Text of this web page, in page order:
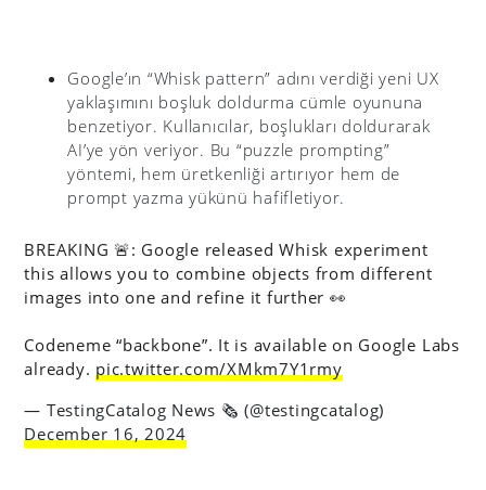
Google’ın “Whisk pattern” adını verdiği yeni UX
yaklaşımını boşluk doldurma cümle oyununa
benzetiyor. Kullanıcılar, boşlukları doldurarak
AI’ye yön veriyor. Bu “puzzle prompting”
yöntemi, hem üretkenliği artırıyor hem de
prompt yazma yükünü hafifletiyor.
BREAKING 🚨: Google released Whisk experiment
this allows you to combine objects from different
images into one and refine it further 👀
Codeneme “backbone”. It is available on Google Labs
already. pic.twitter.com/XMkm7Y1rmy
— TestingCatalog News 🗞 (@testingcatalog)
December 16, 2024